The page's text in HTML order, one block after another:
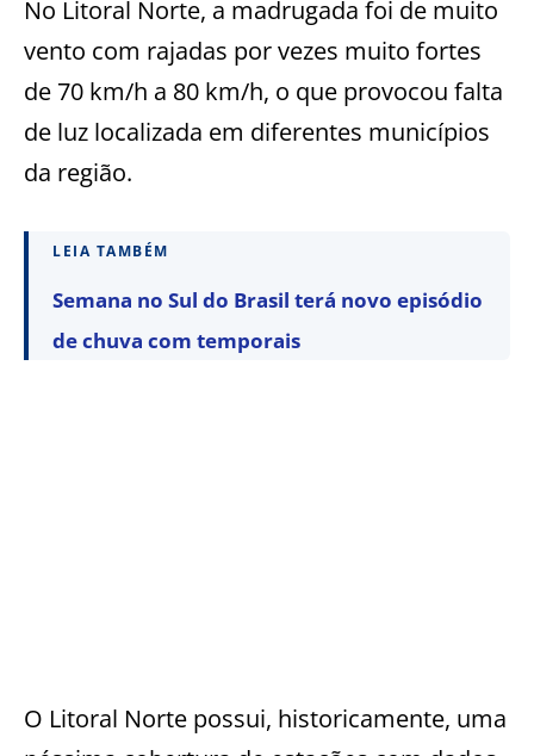
No Litoral Norte, a madrugada foi de muito
vento com rajadas por vezes muito fortes
de 70 km/h a 80 km/h, o que provocou falta
de luz localizada em diferentes municípios
da região.
LEIA TAMBÉM
Semana no Sul do Brasil terá novo episódio
de chuva com temporais
O Litoral Norte possui, historicamente, uma